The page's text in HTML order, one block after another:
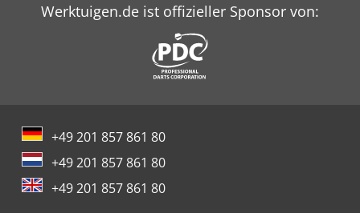
Werktuigen.de ist offizieller Sponsor von:
+49 201 857 861 80
+49 201 857 861 80
+49 201 857 861 80